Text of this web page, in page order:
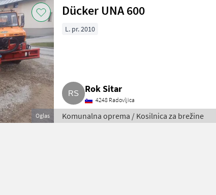
Oglas
Dücker UNA 600
L. pr. 2010
Rok Sitar
4248 Radovljica
Komunalna oprema / Kosilnica za brežine